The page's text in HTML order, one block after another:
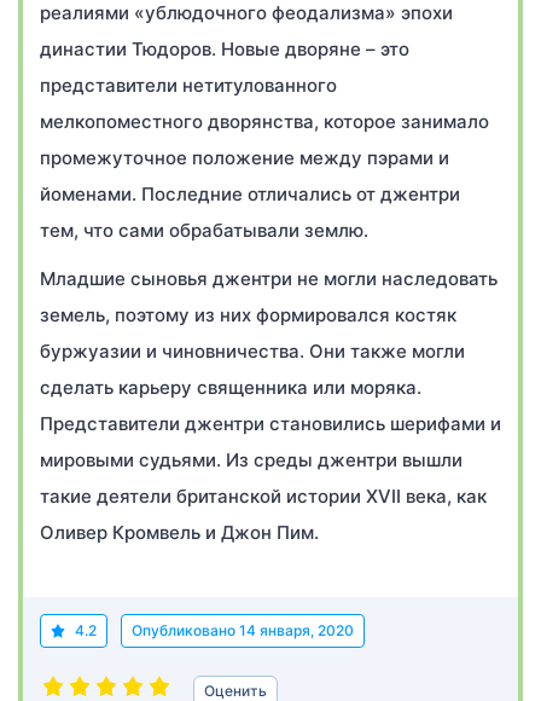
реалиями «ублюдочного феодализма» эпохи
династии Тюдоров. Новые дворяне – это
представители нетитулованного
мелкопоместного дворянства, которое занимало
промежуточное положение между пэрами и
йоменами. Последние отличались от джентри
тем, что сами обрабатывали землю.
Младшие сыновья джентри не могли наследовать
земель, поэтому из них формировался костяк
буржуазии и чиновничества. Они также могли
сделать карьеру священника или моряка.
Представители джентри становились шерифами и
мировыми судьями. Из среды джентри вышли
такие деятели британской истории XVII века, как
Оливер Кромвель и Джон Пим.
4.2 Опубликовано 14 января, 2020
Оценить